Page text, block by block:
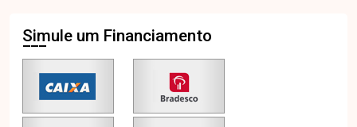
Simule um Financiamento